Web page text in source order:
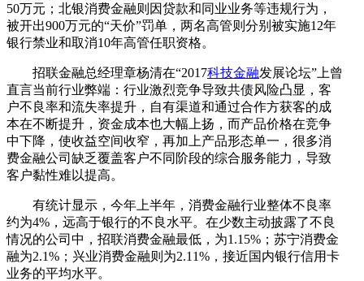
50万元；北银消费金融则因贷款和同业业务等违规行为，
被开出900万元的“天价”罚单，两名高管则分别被实施12年
银行禁业和取消10年高管任职资格。
招联金融总经理章杨清在“2017科技金融发展论坛”上曾
直言当前行业弊端：行业激烈竞争导致共债风险凸显，客
户不良率和流失率提升，自有渠道和通过合作方获客的成
本在不断提升，资金成本也大幅上扬，而产品价格在竞争
中下降，使收益空间收窄，再加上产品形态单一，很多消
费金融公司缺乏覆盖客户不同阶段的综合服务能力，导致
客户黏性难以提高。
有统计显示，今年上半年，消费金融行业整体不良率
约为4%，远高于银行的不良水平。在少数主动披露了不良
情况的公司中，招联消费金融最低，为1.15%；苏宁消费金
融为2.1%；兴业消费金融则为2.11%，接近国内银行信用卡
业务的平均水平。